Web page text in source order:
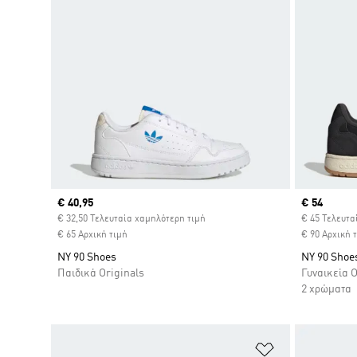
Current price
€ 40,95
€ 32,50 Τελευταία χαμηλότερη τιμή
€ 65 Αρχική τιμή
NY 90 Shoes
Παιδικά Originals
Current
€ 54
€ 45
€ 90 Αρχική
NY 90
2 χρώματα